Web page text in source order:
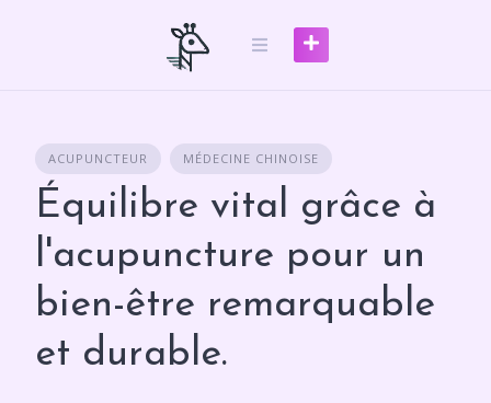
ACUPUNCTEUR MÉDECINE CHINOISE
Équilibre vital grâce à
l'acupuncture pour un
bien-être remarquable
et durable.